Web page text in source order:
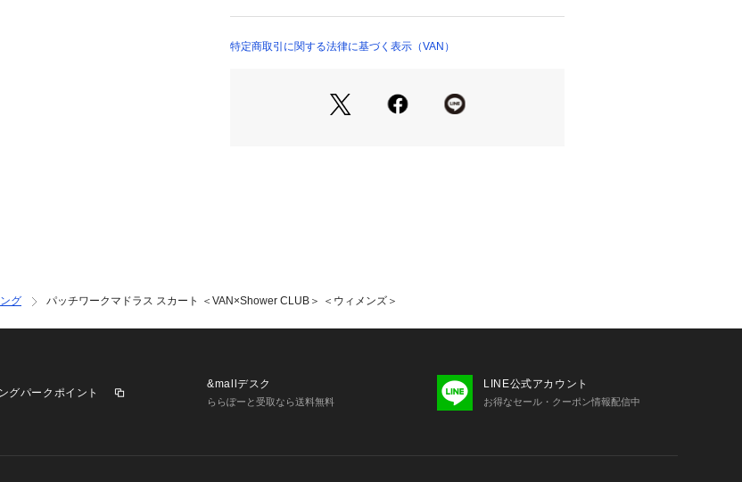
スの展開を開始し、 のちにVANのジェンダーレスなフレ
2023年春夏にウィメンズブランドとして新しく生まれ変
特定商取引に関する法律に基づく表示（VAN）
グ パッチワークマドラス スカート ＜VAN×Shower CLUB＞ ＜ウィメンズ＞
グパークポイント
&mallデスク
ららぽーと受取なら送料無料
LINE公式アカウント
お得なセール・クーポン情報配信中